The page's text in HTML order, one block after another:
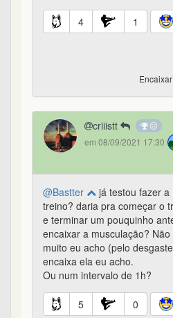
4 1
criiistt
em 08/09/2021 17:30
@Bastter
já testou fazer
treino? daria pra começar o
e terminar um pouquinho
encaixar a musculação?
muito eu acho (pelo
encaixa ela eu acho.
Ou num intervalo de 1h?
5 0